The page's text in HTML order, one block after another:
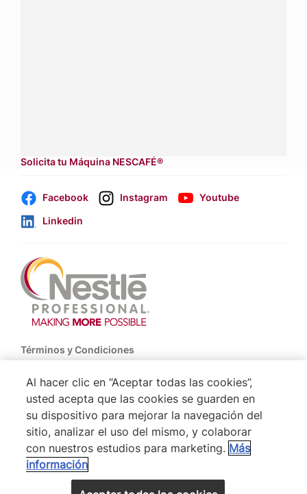
Solicita tu Máquina NESCAFÉ®
Facebook Instagram
Youtube
Linkedin
Footer
Términos y Condiciones
Politica De Privacidad NESTLÉ
Mapa del Sitio
® Nestlé 2026
Al hacer clic en “Aceptar todas las cookies”,
usted acepta que las cookies se guarden en
su dispositivo para mejorar la navegación del
sitio, analizar el uso del mismo, y colaborar
con nuestros estudios para marketing. Más
información